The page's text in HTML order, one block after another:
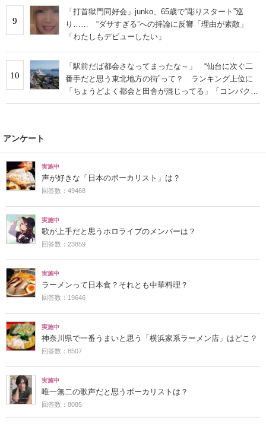
9
「打首獄門同好会」junko、65歳で“彫りスタート”巡
り…… “ダサすぎる”への持論に反響「理由が素敵」
「わたしもデビューしたい」
10
「駅前だば都会さなってまったな～」 “仙台に次ぐ二
番手だと思う東北地方の街”って？ ランキング上位に
「ちょうどよく都会と田舎が混じってる」「コンパクト
にまとまったいい街」の声
アンケート
実施中
声が好きな「日本のボーカリスト」は？
回答数：49468
実施中
歌が上手だと思うホロライブのメンバーは？
回答数：23859
実施中
ラーメンって日本食？それとも中華料理？
回答数：19646
実施中
神奈川県で一番うまいと思う「横浜家系ラーメン店」はどこ？
回答数：8507
実施中
唯一無二の歌声だと思うボーカリストは？
回答数：8085